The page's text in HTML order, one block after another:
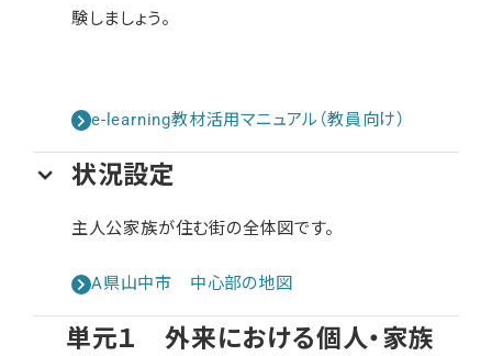
験しましょう。
e-learning教材活用マニュアル（教員向け）
状況設定
主人公家族が住む街の全体図です。
A県山中市 中心部の地図
単元１ 外来における個人・家族